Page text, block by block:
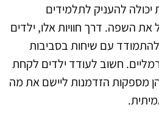
יכולה להעניק לתלמידים
את השפה. דרך חוויות אלו, ילדים
עם שיחות בסביבות
חשוב לעודד ילדים לקחת
מספקות הזדמנות ליישם את מה